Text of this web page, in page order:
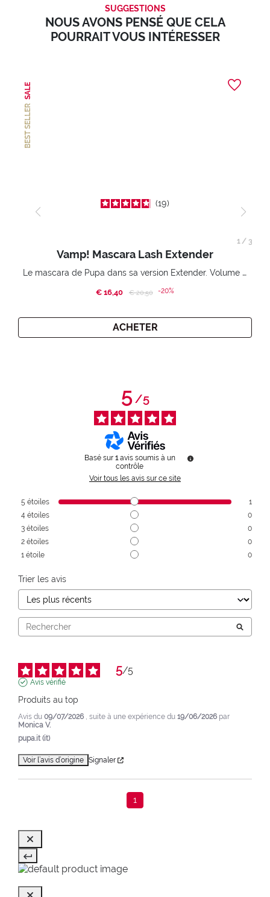
SUGGESTIONS
NOUS AVONS PENSÉ QUE CELA
POURRAIT VOUS INTÉRESSER
BEST SELLER
SALE
19
Vamp! Mascara Lash Extender
Le mascara de Pupa dans sa version Extender. Volume extension 3D. Des cils amplifiés et liftés à l’infini.
€ 16,40 Price reduced from
€ 20,50to-20%
ACHETER
1/ 3
5/5
Basé sur 1 avis soumis à un
contrôle
Voir tous les avis sur ce site
5 étoiles
1
4 étoiles
0
3 étoiles
0
2 étoiles
0
1 étoile 0
Trier les avis
5/5
Avis vérifié
Produits au top
Avis du 09/07/2026 , suite à une expérience du 19/06/2026 par
Monica V.
pupa.it (it)
Voir l’avis d’origine Signaler
1